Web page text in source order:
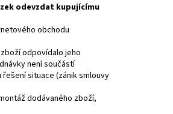
odevzdat kupujícímu
obchodu
odpovídalo jeho
není součástí
situace (zánik smlouvy
dodávaného zboží,